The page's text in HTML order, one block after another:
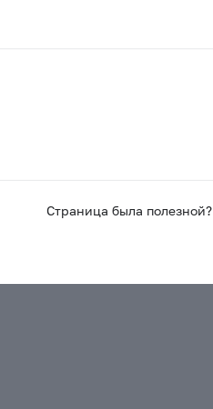
Страница была полезной?